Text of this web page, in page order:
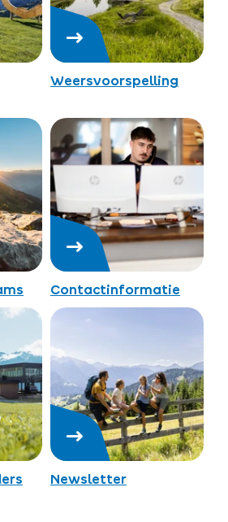
Weersvoorspelling
Contactinformatie
Newsletter